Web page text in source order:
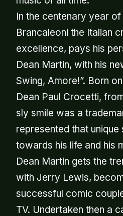
In the centenary year
Brancaleoni the Italian
excellence, pays his
Dean Martin, with his
Swing, Amore!”. Born
Dean Paul Crocetti,
sly smile was a
represented that unique
towards his life and his
Dean Martin gets the
with Jerry Lewis,
successful comic
TV. Undertaken then a